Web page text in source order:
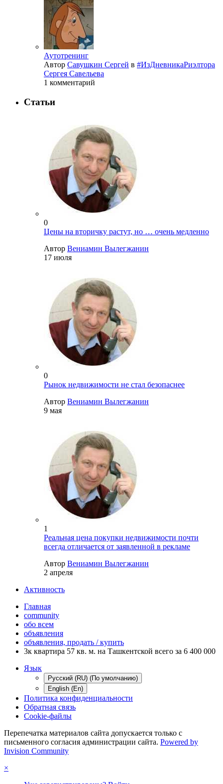
Аутотренинг
Автор Савушкин Сергей в #ИзДневникаРиэлтора
Сергея Савельева
1 комментарий
Статьи
0
Цены на вторичку растут, но … очень медленно
Автор Вениамин Вылегжанин
17 июля
0
Рынок недвижимости не стал безопаснее
Автор Вениамин Вылегжанин
9 мая
1
Реальная цена покупки недвижимости почти
всегда отличается от заявленной в рекламе
Автор Вениамин Вылегжанин
2 апреля
Активность
Главная
community
обо всем
объявления
объявления, продать / купить
3к квартира 57 кв. м. на Ташкентской всего за 6 400 000
Язык
Русский (RU) (По умолчанию)
English (En)
Политика конфиденциальности
Обратная связь
Cookie-файлы
Перепечатка материалов сайта допускается только с
письменного согласия администрации сайта. Powered by
Invision Community
×